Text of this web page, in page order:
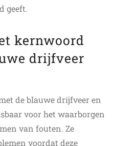
geeft.
kernwoord
drijfveer
de blauwe drijfveer en
voor het waarborgen
van fouten. Ze
voordat deze